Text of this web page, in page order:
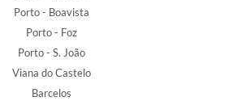
Porto - Boavista
Porto - Foz
Porto - S. João
Viana do Castelo
Barcelos